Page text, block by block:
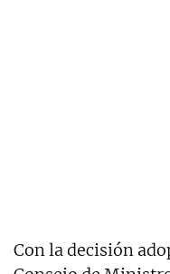
Con la decisión